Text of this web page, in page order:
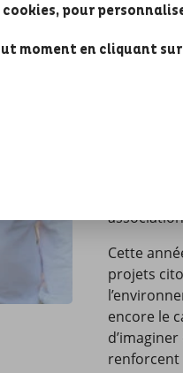
À
participatif
Cette
projets
encore le
renforcent
pour
moment en cliquant